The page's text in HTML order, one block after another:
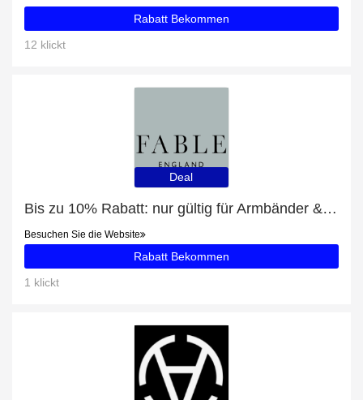
Rabatt Bekommen
12 klickt
Deal
Bis zu 10% Rabatt: nur gültig für Armbänder & Armreifen
Besuchen Sie die Website
Rabatt Bekommen
1 klickt